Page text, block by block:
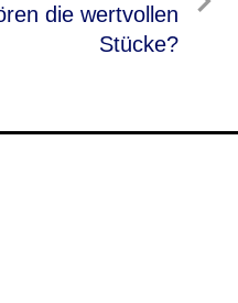
die wertvollen
Stücke?